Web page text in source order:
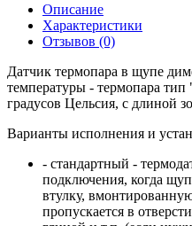
Описание
Характеристики
Отзывов (0)
Датчик термопара в щупе
температуры - термопара
градусов Цельсия, с длиной
Варианты исполнения и
- стандартный -
подключения, когда
втулку,
пропускается в